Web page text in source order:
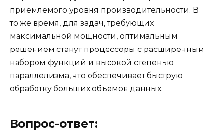
приемлемого уровня производительности. В
то же время, для задач, требующих
максимальной мощности, оптимальным
решением станут процессоры с расширенным
набором функций и высокой степенью
параллелизма, что обеспечивает быструю
обработку больших объемов данных.
Вопрос-ответ: